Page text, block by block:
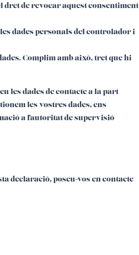
dret de revocar aquest consentiment
dades personals del controlador i
Complim amb això, tret que hi
les dades de contacte a la part
les vostres dades, ens
a l'autoritat de supervisió
declaració, poseu-vos en contacte